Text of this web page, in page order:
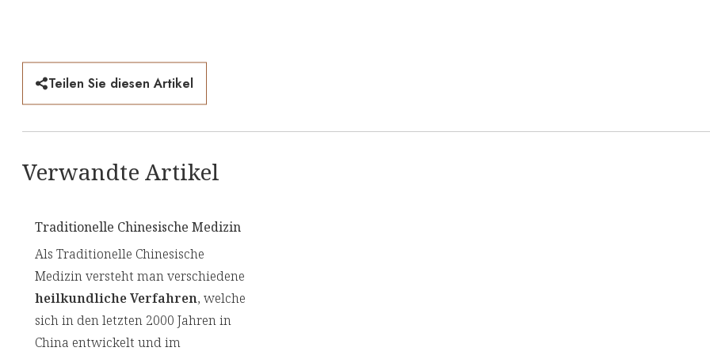
Teilen Sie diesen Artikel
Verwandte Artikel
Traditionelle Chinesische Medizin
Als Traditionelle Chinesische
Medizin versteht man verschiedene
heilkundliche Verfahren, welche
sich in den letzten 2000 Jahren in
China entwickelt und im